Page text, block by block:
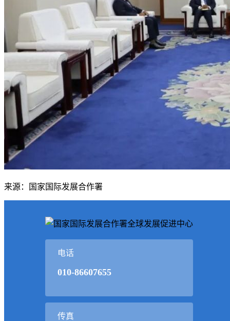
来源：国家国际发展合作署
电话
010-86607655
传真